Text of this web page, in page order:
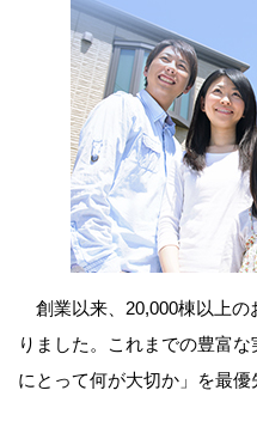
創業以来、20,000棟以上の
りました。これまでの豊富
にとって何が大切か」を最優